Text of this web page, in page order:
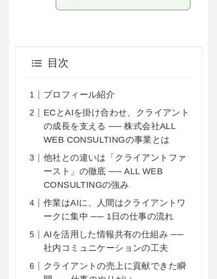
目次
プロフィール紹介
ECとAIを掛け合わせ、クライアント
の成長を支える ── 株式会社ALL
WEB CONSULTINGの事業とは
他社との違いは「クライアントファ
ースト」の徹底 ── ALL WEB
CONSULTINGの強み
作業はAIに、人間はクライアントワ
ークに集中 ── 1日の仕事の流れ
AIを活用した情報共有の仕組み ──
社内コミュニケーションの工夫
クライアントの売上に貢献できた瞬